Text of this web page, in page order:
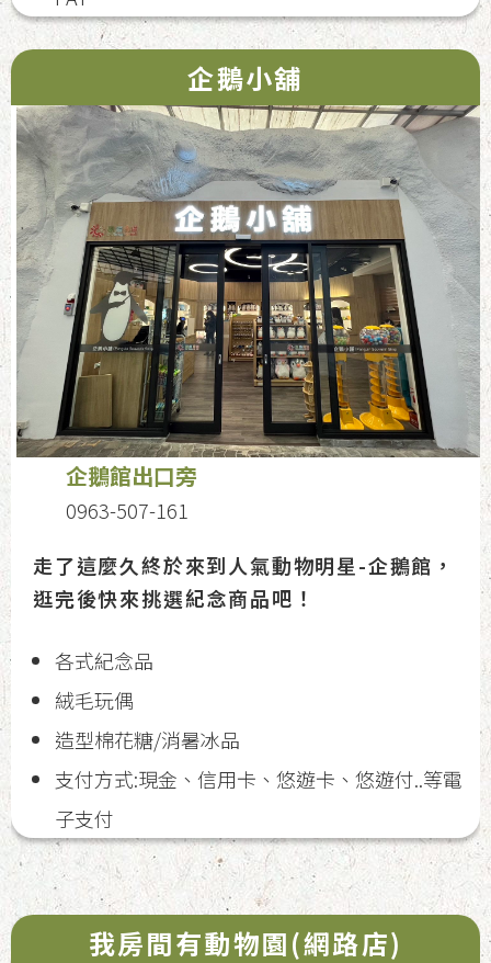
企鵝小舖
企鵝館出口旁
0963-507-161
走了這麼久終於來到人氣動物明星-企鵝館，
逛完後快來挑選紀念商品吧！
各式紀念品
絨毛玩偶
造型棉花糖/消暑冰品
支付方式:現金、信用卡、悠遊卡、悠遊付..等電
子支付
我房間有動物園(網路店)